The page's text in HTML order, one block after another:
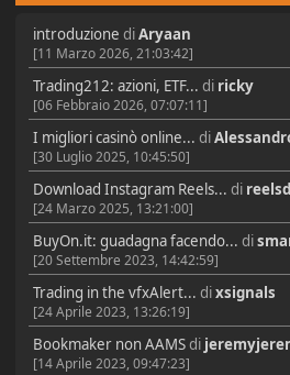
introduzione diAryaan
[11 Marzo 2026, 21:03:42]
Trading212: azioni, ETF... di ricky
[06 Febbraio 2026, 07:07:11]
I migliori casinò online... di
[30 Luglio 2025, 10:45:50]
Download Instagram Reels... di
[24 Marzo 2025, 13:21:00]
BuyOn.it: guadagna facendo... di
[20 Settembre 2023, 14:42:59]
Trading in the vfxAlert... dixsignals
[24 Aprile 2023, 13:26:19]
Bookmaker non AAMSdi
[14 Aprile 2023, 09:47:23]